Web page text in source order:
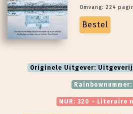
Omvang: 224
Bestel
Originele Uitgever: Uitgeverij
Rainbownummer:
NUR: 320 - Literaire